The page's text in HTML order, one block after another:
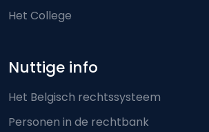
Het College
Nuttige info
Het Belgisch rechtssysteem
Personen in de rechtbank